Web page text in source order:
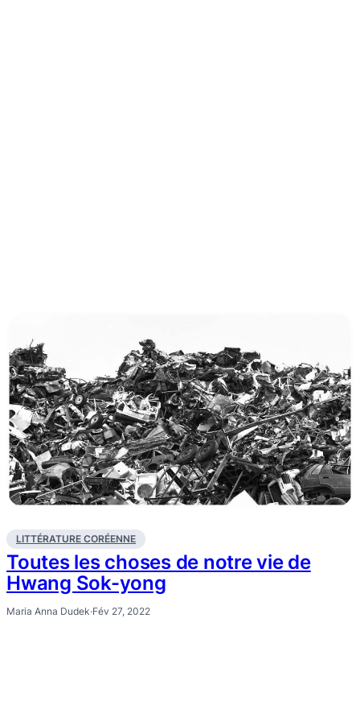
LITTÉRATURE CORÉENNE
Toutes les choses de notre vie de
Hwang Sok-yong
Maria Anna Dudek·Fév 27, 2022